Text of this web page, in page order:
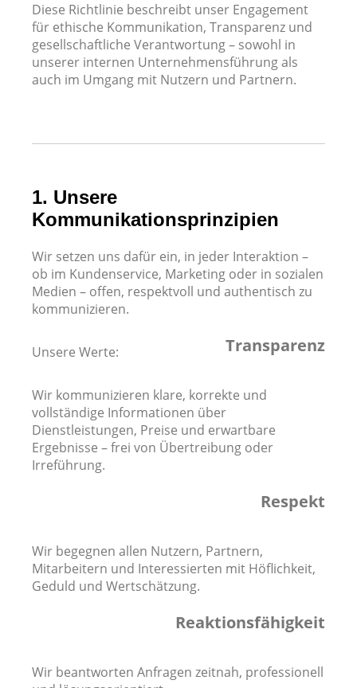
Diese Richtlinie beschreibt unser Engagement
für ethische Kommunikation, Transparenz und
gesellschaftliche Verantwortung – sowohl in
unserer internen Unternehmensführung als
auch im Umgang mit Nutzern und Partnern.
1. Unsere
Kommunikationsprinzipien
Wir setzen uns dafür ein, in jeder Interaktion –
ob im Kundenservice, Marketing oder in sozialen
Medien – offen, respektvoll und authentisch zu
kommunizieren.
Unsere Werte: Transparenz
Wir kommunizieren klare, korrekte und
vollständige Informationen über
Dienstleistungen, Preise und erwartbare
Ergebnisse – frei von Übertreibung oder
Irreführung.
Respekt
Wir begegnen allen Nutzern, Partnern,
Mitarbeitern und Interessierten mit Höflichkeit,
Geduld und Wertschätzung.
Reaktionsfähigkeit
Wir beantworten Anfragen zeitnah, professionell